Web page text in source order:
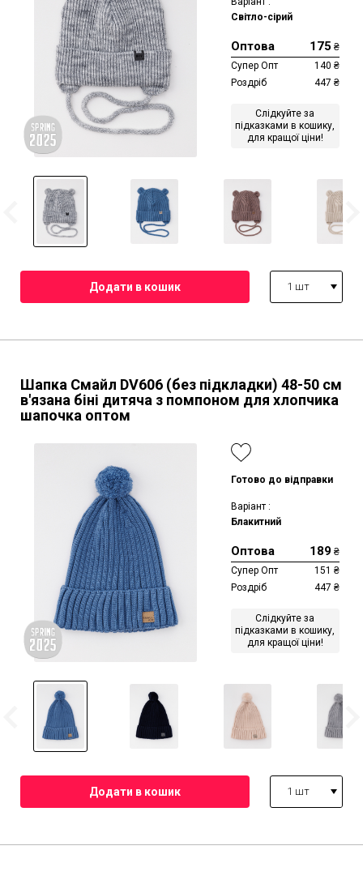
Світло-сірий
Оптова 175 ₴
Супер Опт
140 ₴
Роздріб
447 ₴
Слідкуйте за
підказками в кошику,
для кращої ціни!
1 шт
Шапка Смайл DV606 (без підкладки) 48-50 см
в'язана біні дитяча з помпоном для хлопчика
шапочка оптом
Готово до відправки
Варіант :
Блакитний
Оптова 189 ₴
Супер Опт
151 ₴
Роздріб
447 ₴
Слідкуйте за
підказками в кошику,
для кращої ціни!
1 шт